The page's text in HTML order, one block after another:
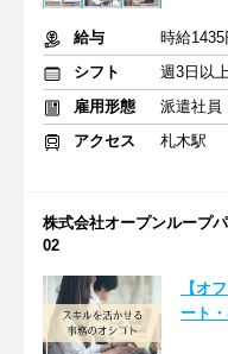
給与
時給
シフト
週3日以
雇用形態
派遣社員
アクセス
札木駅
株式会社オープンループ
02
【オ
ート